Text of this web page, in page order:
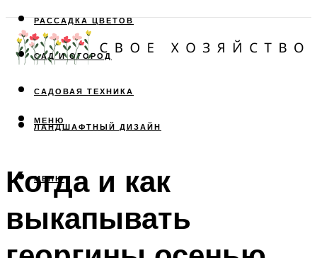
РАССАДКА ЦВЕТОВ
САД И ОГОРОД
САДОВАЯ ТЕХНИКА
ЛАНДШАФТНЫЙ ДИЗАЙН
МЕНЮ
МЕНЮ
Когда и как
выкапывать